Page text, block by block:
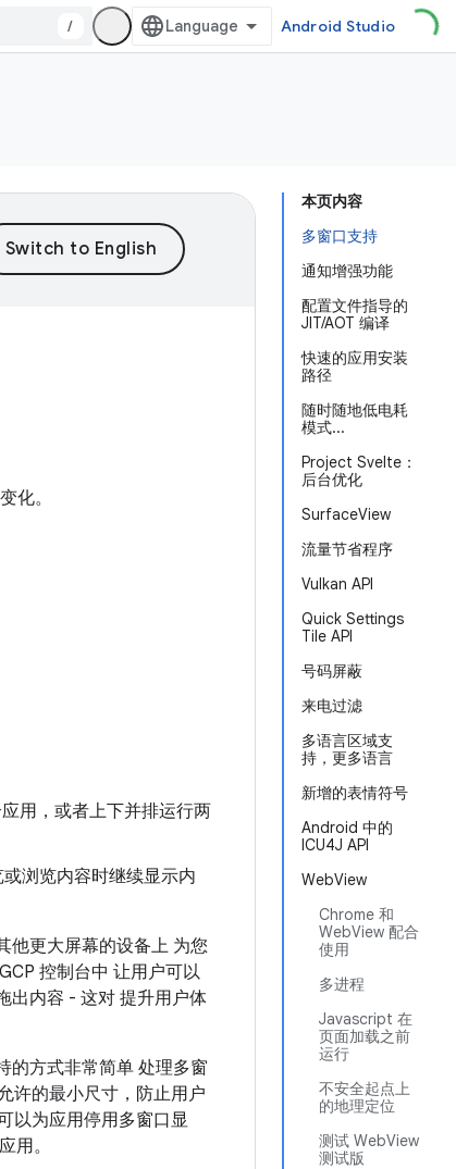
/ Android Studio
本页内容
多窗口支持
通知增强功能
配置文件指导的
JIT/AOT 编译
快速的应用安装
路径
随时随地低电耗
模式...
Project Svelte：
后台优化
SurfaceView
流量节省程序
Vulkan API
Quick Settings
Tile API
号码屏蔽
来电过滤
多语言区域支
持，更多语言
新增的表情符号
Android 中的
ICU4J API
WebView
Chrome 和
WebView 配合
使用
多进程
Javascript 在
页面加载之前
运行
不安全起点上
的地理定位
测试 WebView
测试版
化。
用，或者上下并排运行两
或浏览内容时继续显示内
他更大屏幕的设备上 为您
控制台中 让用户可以
出内容 - 这对 提升用户体
的方式非常简单 处理多窗
许的最小尺寸，防止用户
以为应用停用多窗口显
用。